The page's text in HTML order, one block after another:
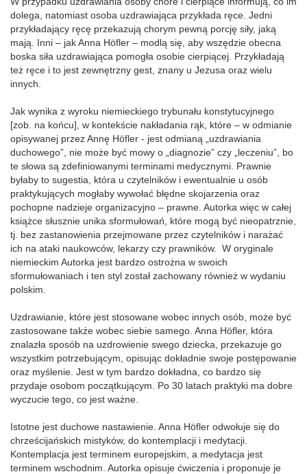
dolega, natomiast osoba uzdrawiająca przykłada ręce. Jedni
przykładający ręcę przekazują chorym pewną porcję siły, jaką
mają. Inni – jak Anna Höfler – modlą się, aby wszędzie obecna
boska siła uzdrawiająca pomogła osobie cierpiącej. Przykładają
też ręce i to jest zewnętrzny gest, znany u Jezusa oraz wielu
innych.
Jak wynika z wyroku niemieckiego trybunału konstytucyjnego
[zob. na końcu], w kontekście nakładania rąk, które – w odmianie
opisywanej przez Annę Höfler - jest odmianą „uzdrawiania
duchowego”, nie może być mowy o „diagnozie” czy „leczeniu”, bo
te słowa są zdefiniowanymi terminami medycznymi. Prawnie
byłaby to sugestia, która u czytelników i ewentualnie u osób
praktykujących mogłaby wywołać błędne skojarzenia oraz
pochopne nadzieje organizacyjno – prawne. Autorka więc w całej
książce słusznie unika sformułowań, które mogą być nieopatrznie,
tj. bez zastanowienia przejmowane przez czytelników i narażać
ich na ataki naukowców, lekarzy czy prawników. W oryginale
niemieckim Autorka jest bardzo ostrożna w swoich
sformułowaniach i ten styl został zachowany również w wydaniu
polskim.
Uzdrawianie, które jest stosowane wobec innych osób, może być
zastosowane także wobec siebie samego. Anna Höfler, która
znalazła sposób na uzdrowienie swego dziecka, przekazuje go
wszystkim potrzebującym, opisując dokładnie swoje postępowanie
oraz myślenie. Jest w tym bardzo dokładna, co bardzo się
przydaje osobom początkującym. Po 30 latach praktyki ma dobre
wyczucie tego, co jest ważne.
Istotne jest duchowe nastawienie. Anna Höfler odwołuje się do
chrześcijańskich mistyków, do kontemplacji i medytacji.
Kontemplacja jest terminem europejskim, a medytacja jest
terminem wschodnim. Autorka opisuje ćwiczenia i proponuje je